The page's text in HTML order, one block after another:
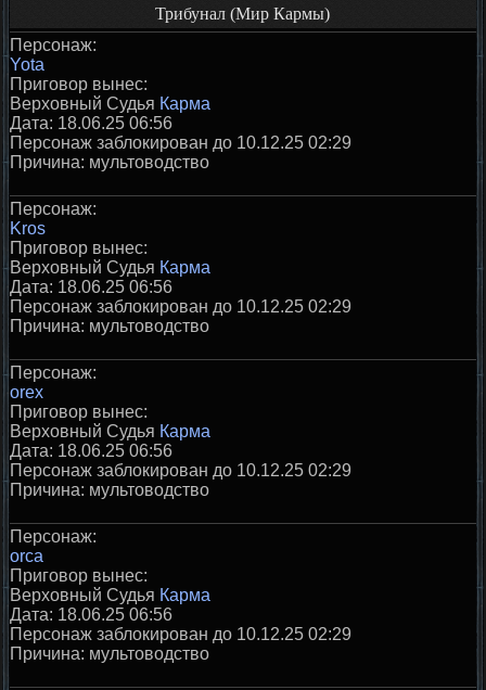
Трибунал (Мир Кармы)
Персонаж:
Yota
Приговор вынес:
Верховный Судья Карма
Дата: 18.06.25 06:56
Персонаж заблокирован до 10.12.25 02:29
Причина: мультоводство
Персонаж:
Kros
Приговор вынес:
Верховный Судья Карма
Дата: 18.06.25 06:56
Персонаж заблокирован до 10.12.25 02:29
Причина: мультоводство
Персонаж:
orex
Приговор вынес:
Верховный Судья Карма
Дата: 18.06.25 06:56
Персонаж заблокирован до 10.12.25 02:29
Причина: мультоводство
Персонаж:
orca
Приговор вынес:
Верховный Судья Карма
Дата: 18.06.25 06:56
Персонаж заблокирован до 10.12.25 02:29
Причина: мультоводство